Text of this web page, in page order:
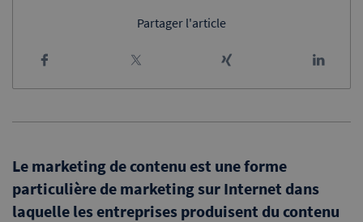
Partager l'article
Le marketing de contenu est une forme
particulière de marketing sur Internet dans
laquelle les entreprises produisent du contenu